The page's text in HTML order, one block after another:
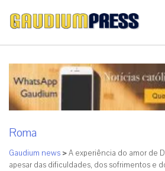
Roma
Gaudium news >A experiência do amor de
apesar das dificuldades, dos sofrimentos e